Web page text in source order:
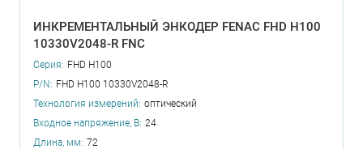
ИНКРЕМЕНТАЛЬНЫЙ ЭНКОДЕР FENAC FHD H100
10330V2048-R FNC
Серия: FHD H100
P/N: FHD H100 10330V2048-R
Технология измерений: оптический
Входное напряжение, В: 24
Длина, мм: 72